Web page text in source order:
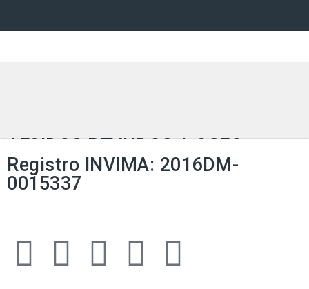
TEJIDOS BLANDOS Y ÓSEO
Registro INVIMA: 2016DM-
0015337